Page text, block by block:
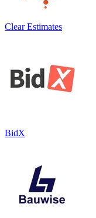
Clear Estimates
BidX